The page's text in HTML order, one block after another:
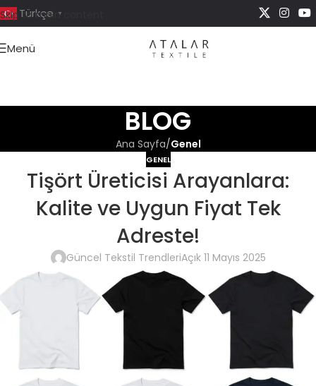
Skip to main content
Türkçe ▼
Menü
BLOG
Ana Sayfa/Genel
GENEL
Tişört Üreticisi Arayanlara:
Kalite ve Uygun Fiyat Tek
Adreste!
Güncel Tekstil TrendleriAçık 11 Mayıs 2025